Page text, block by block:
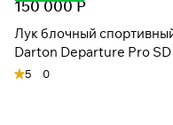
150 000 Р
Лук блочный
Darton Departure Pro SD
5 0